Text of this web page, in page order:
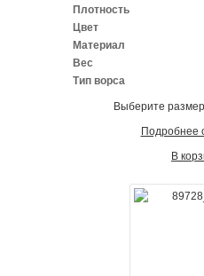
Плотность
Цвет
Материал
Вес
Тип ворса
Выберите
Подробнее
В